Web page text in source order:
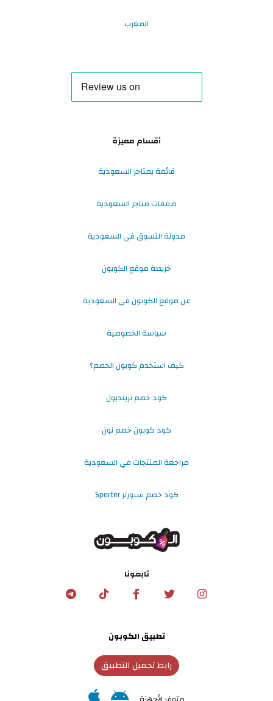
المغرب
أقسام مميزة
قائمة بمتاجر السعودية
صفقات متاجر السعودية
مدونة التسوق في السعودية
خريطة موقع الكوبون
عن موقع الكوبون في السعودية
سياسة الخصوصية
كيف استخدم كوبون الخصم؟
كود خصم ترينديول
كود كوبون خصم نون
مراجعة المنتجات في السعودية
كود خصم سبورتر Sporter
تابعونا
تطبيق الكوبون
رابط تحميل التطبيق